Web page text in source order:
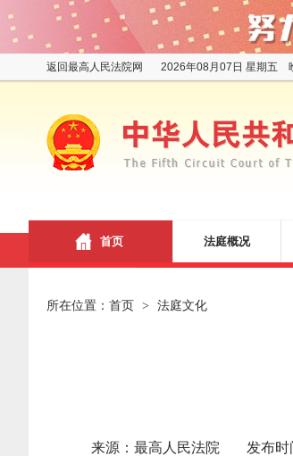
返回最高人民法院网 2026年08月07日 星期五
首页 法庭概况
所在位置： 首页 > 法庭文化
来源：最高人民法院 发布